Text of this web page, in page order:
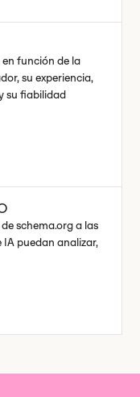
en función de la
su experiencia,
su fiabilidad
schema.org a las
IA puedan analizar,